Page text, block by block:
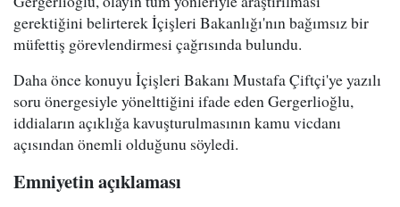
gerektiğini belirterek İçişleri Bakanlığı'nın bağımsız bir
müfettiş görevlendirmesi çağrısında bulundu.
Daha önce konuyu İçişleri Bakanı Mustafa Çiftçi'ye yazılı
soru önergesiyle yönelttiğini ifade eden Gergerlioğlu,
iddiaların açıklığa kavuşturulmasının kamu vicdanı
açısından önemli olduğunu söyledi.
Emniyetin açıklaması